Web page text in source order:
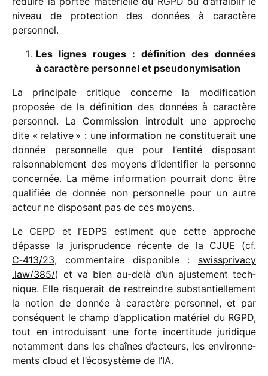
niveau de protec­tion des données à carac­tère
personnel.
Les lignes rouges : défi­ni­tion des données
à carac­tère person­nel et pseudonymisation
La prin­ci­pale critique concerne la modi­fi­ca­tion
propo­sée de la défi­ni­tion des données à carac­tère
person­nel. La Commission intro­duit une approche
dite « rela­tive » : une infor­ma­tion ne consti­tue­rait une
donnée person­nelle que pour l’entité dispo­sant
raison­na­ble­ment des moyens d’identifier la personne
concer­née. La même infor­ma­tion pour­rait donc être
quali­fiée de donnée non person­nelle pour un autre
acteur ne dispo­sant pas de ces moyens.
Le CEPD et l’EDPS estiment que cette approche
dépasse la juris­pru­dence récente de la CJUE (cf.
C‑413/​23, commen­taire dispo­nible : swiss​pri​vacy​
.law/​3​85/) et va bien au-delà d’un ajus­te­ment tech­
nique. Elle risque­rait de restreindre substan­tiel­le­ment
la notion de donnée à carac­tère person­nel, et par
consé­quent le champ d’application maté­riel du RGPD,
tout en intro­dui­sant une forte incer­ti­tude juri­dique
notam­ment dans les chaînes d’acteurs, les envi­ron­ne­
ments cloud et l’écosystème de l’IA.